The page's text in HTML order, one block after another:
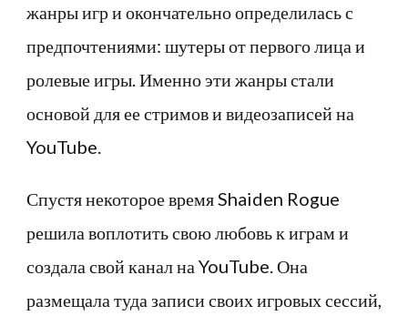
жанры игр и окончательно определилась с
предпочтениями: шутеры от первого лица и
ролевые игры. Именно эти жанры стали
основой для ее стримов и видеозаписей на
YouTube.
Спустя некоторое время Shaiden Rogue
решила воплотить свою любовь к играм и
создала свой канал на YouTube. Она
размещала туда записи своих игровых сессий,